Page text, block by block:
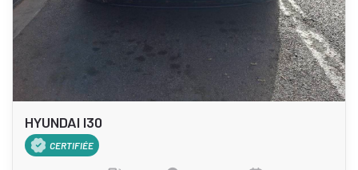
HYUNDAI I30
CERTIFIÉE